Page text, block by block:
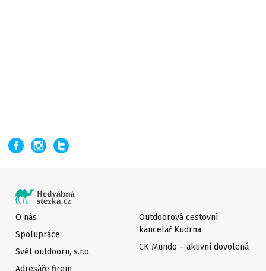
O nás
Spolupráce
Svět outdooru, s.r.o.
Outdoorová cestovní
kancelář Kudrna
CK Mundo – aktivní dovolená